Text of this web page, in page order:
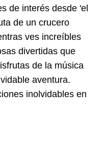
de interés desde 'el
de un crucero
ves increíbles
divertidas que
de la música
aventura.
inolvidables en